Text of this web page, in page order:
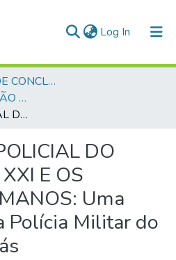
Log In (current)
TRABALHOS DE CONCLUSÃO DE CURSO - CFP (CURSO DE FORMAÇÃO DE PRAÇAS)
CURSO DE FORMAÇÃO DE PRAÇAS - CFP - 2018
FORMAÇÃO POLICIAL DO SÉCULO XX E XXI E OS DIREITOS HUMANOS: Uma perspectiva da Polícia Militar do Estado de Goiás
DO
E OS
Uma
Polícia Militar do